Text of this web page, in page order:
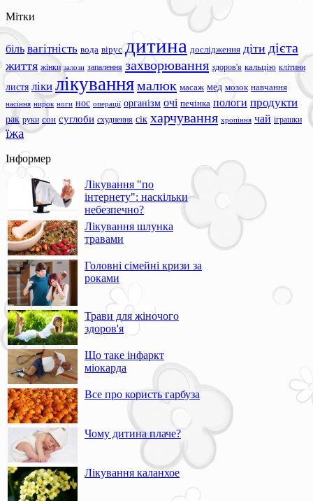
Мітки
біль вагітність вода вірус дитина дослідження діти дієта
життя жінки залози запалення захворювання здоров'я кальцію клітини
листя ліки лікуваннямалюк масаж мед мозок навчання
насіння нирок ноги нос операції організм очі печінка пологи продукти
рак руки сон суглоби схуднення сік харчування хропіння чай іграшки
їжа
Інформер
Лікування "по
інтернету": наскільки
небезпечно?
Лікування шлунка
травами
Головні сімейні кризи за
роками
Трави для жіночого
здоров'я
Що таке інфаркт
міокарда
Все про користь гарбуза
Чому дитина плаче?
Лікування каланхое